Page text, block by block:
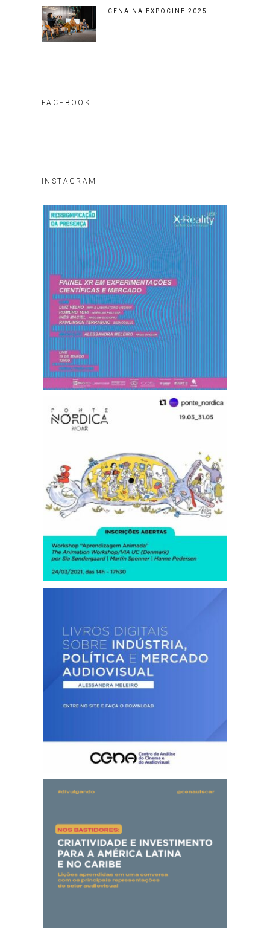
CENA NA EXPOCINE 2025
FACEBOOK
INSTAGRAM